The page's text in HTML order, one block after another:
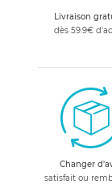
Livraison
dès 59.9€
Changer
satisfait ou